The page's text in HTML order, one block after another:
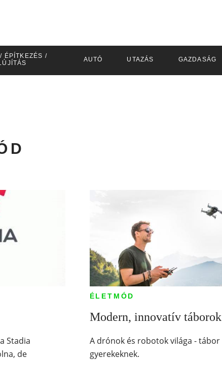
ÉPÍTKEZÉS /
AUTÓ UTAZÁS GAZDASÁG
Stadia
de
ÉLETMÓD
Modern, innovatív táborok
A drónok és robotok világa - tábor
gyerekeknek.